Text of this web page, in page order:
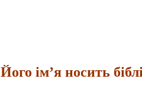
Його ім’я носить